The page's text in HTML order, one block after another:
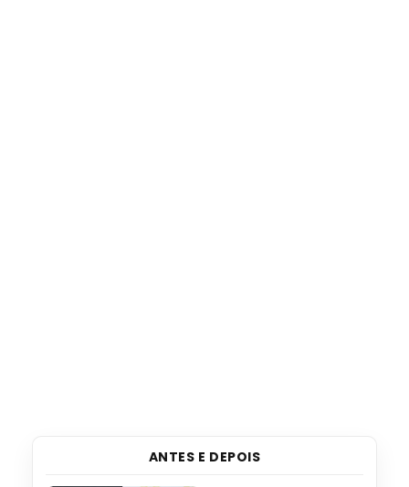
ANTES E DEPOIS